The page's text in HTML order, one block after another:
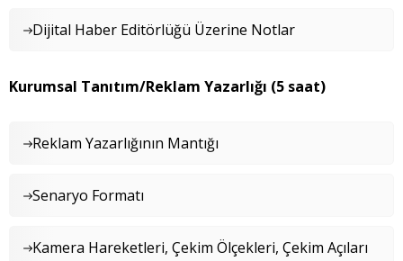
Dijital Haber Editörlüğü Üzerine Notlar
Kurumsal Tanıtım/Reklam Yazarlığı (5 saat)
Reklam Yazarlığının Mantığı
Senaryo Formatı
Kamera Hareketleri, Çekim Ölçekleri, Çekim Açıları